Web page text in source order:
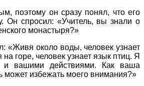
поэтому он сразу понял, что его
Он спросил: «Учитель, вы знали о
монастыря?»
«Живя около воды, человек узнает
горе, человек узнает язык птиц. Я
и вашими действиями. Как ваша
может избежать моего внимания?»